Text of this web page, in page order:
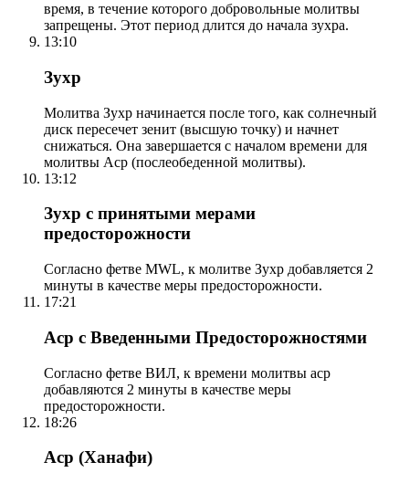
время, в течение которого добровольные молитвы
запрещены. Этот период длится до начала зухра.
13:10
Зухр
Молитва Зухр начинается после того, как солнечный
диск пересечет зенит (высшую точку) и начнет
снижаться. Она завершается с началом времени для
молитвы Аср (послеобеденной молитвы).
13:12
Зухр с принятыми мерами
предосторожности
Согласно фетве MWL, к молитве Зухр добавляется 2
минуты в качестве меры предосторожности.
17:21
Аср с Введенными Предосторожностями
Согласно фетве ВИЛ, к времени молитвы аср
добавляются 2 минуты в качестве меры
предосторожности.
18:26
Аср (Ханафи)